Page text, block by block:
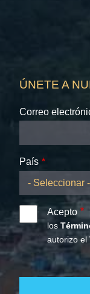
ÚNETE A
Correo
País
Acepto
los
autorizo el